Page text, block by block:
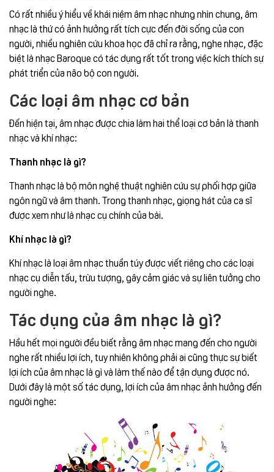
Có rất nhiều ý hiểu về khái niệm âm nhạc nhưng nhìn chung, âm
nhạc là thứ có ảnh hưởng rất tích cực đến đời sống của con
người, nhiều nghiên cứu khoa học đã chỉ ra rằng, nghe nhạc, đặc
biệt là nhạc Baroque có tác dụng rất tốt trong việc kích thích sự
phát triển của não bộ con người.
Các loại âm nhạc cơ bản
Đến hiện tại, âm nhạc được chia làm hai thể loại cơ bản là thanh
nhạc và khí nhạc:
Thanh nhạc là gì?
Thanh nhạc là bộ môn nghệ thuật nghiên cứu sự phối hợp giữa
ngôn ngữ và âm thanh. Trong thanh nhạc, giọng hát của ca sĩ
được xem như là nhạc cụ chính của bài.
Khí nhạc là gì?
Khí nhạc là loại âm nhạc thuần túy được viết riêng cho các loại
nhạc cụ diễn tấu, trừu tượng, gây cảm giác và sự liên tưởng cho
người nghe.
Tác dụng của âm nhạc là gì?
Hầu hết mọi người đều biết rằng âm nhạc mang đến cho người
nghe rất nhiều lợi ích, tuy nhiên không phải ai cũng thực sự biết
lợi ích của âm nhạc là gì và làm thế nào để tận dụng được nó.
Dưới đây là một số tác dụng, lợi ích của âm nhạc ảnh hưởng đến
người nghe: